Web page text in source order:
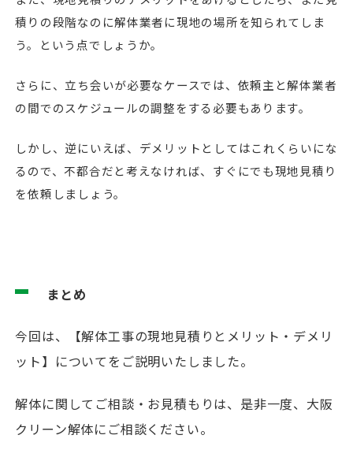
積りの段階なのに解体業者に現地の場所を知られてしま
う。という点でしょうか。
さらに、立ち会いが必要なケースでは、依頼主と解体業者
の間でのスケジュールの調整をする必要もあります。
しかし、逆にいえば、デメリットとしてはこれくらいにな
るので、不都合だと考えなければ、すぐにでも現地見積り
を依頼しましょう。
まとめ
今回は、【解体工事の現地見積りとメリット・デメリ
ット】についてをご説明いたしました。
解体に関してご相談・お見積もりは、是非一度、大阪
クリーン解体にご相談ください。